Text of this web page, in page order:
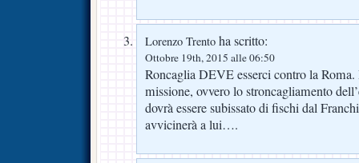
Lorenzo Trento ha scritto:
Ottobre 19th, 2015 alle 06:50
Roncaglia DEVE esserci contro la
missione, ovvero lo stroncagliamento
dovrà essere subissato di fischi dal
avvicinerà a lui….